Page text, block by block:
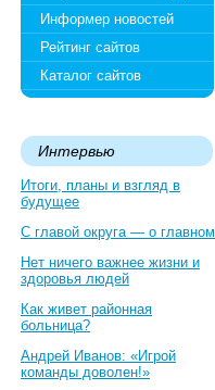
Информер новостей
Рейтинг сайтов
Каталог сайтов
Интервью
Итоги, планы и взгляд в
будущее
С главой округа — о главном
Нет ничего важнее жизни и
здоровья людей
Как живет районная
больница?
Андрей Иванов: «Игрой
команды доволен!»